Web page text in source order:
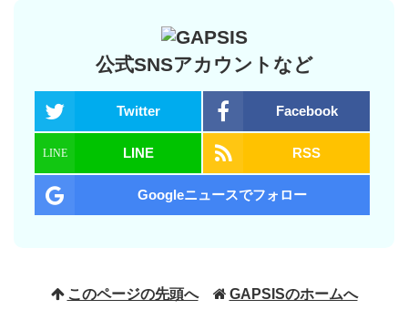
公式SNSアカウントなど
Twitter Facebook
LINE RSS
Googleニュースでフォロー
このページの先頭へ GAPSISのホームへ